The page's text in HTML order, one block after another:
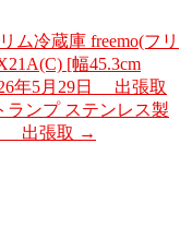
ム冷蔵庫 freemo(フリ
[幅45.3cm
年5月29日 出張取
ンプ ステンレス製
出張取 →